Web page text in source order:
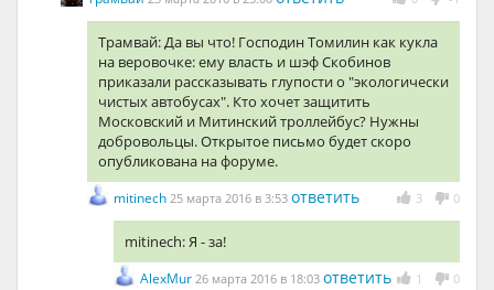
Трамвай: Да вы что! Господин Томилин как кукла
на веровочке: ему власть и шэф Скобинов
приказали рассказывать глупости о "экологически
чистых автобусах". Кто хочет защитить
Московский и Митинский троллейбус? Нужны
добровольцы. Открытое письмо будет скоро
опубликована на форуме.
3 0
mitinech 25 марта 2016 в 3:53 ответить
mitinech: Я - за!
1 0
AlexMur 26 марта 2016 в 18:03 ответить